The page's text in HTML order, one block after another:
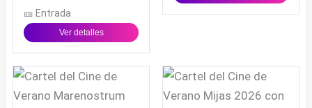
🎫 Entrada
Ver detalles